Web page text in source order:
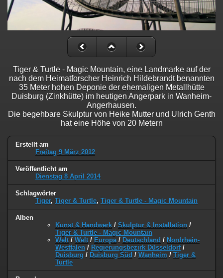
Tiger & Turtle - Magic Mountain, eine Landmarke auf der
nach dem Heimatforscher Heinrich Hildebrandt benannten
35 Meter hohen Deponie der ehemaligen Metallhütte
Duisburg (Zinkhütte) im heutigen Angerpark in Wanheim-
Angerhausen.
Die begehbare Skulptur von Heike Mutter und Ulrich Genth
hat eine Höhe von 20 Metern
Erstellt am
Freitag 9 März 2012
Veröffentlicht am
Dienstag 8 April 2014
Schlagwörter
Tiger, Tiger & Turtle, Tiger & Turtle - Magic Mountain
Alben
Kunst & Handwerk / Skulptur & Installation /
Tiger & Turtle - Magic Mountain
Welt / Welt / Europa / Deutschland / Nordrhein-
Westfalen / Regierungsbezirk Düsseldorf/
Duisburg / Duisburg Süd / Wanheim / Tiger &
Turtle